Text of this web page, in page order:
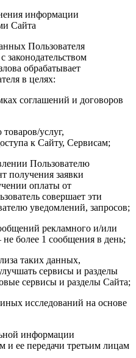
информации
Сайта
Пользователя
законодательством
обрабатывает
в целях:
соглашений и договоров
услуг,
к Сайту, Сервисам;
Пользователю
получения заявки
оплаты от
совершает эти
уведомлений, запросов;
рекламного и/или
более 1 сообщения в день;
таких данных,
сервисы и разделы
сервисы и разделы Сайта;
исследований на основе
информации
и ее передачи третьим лицам